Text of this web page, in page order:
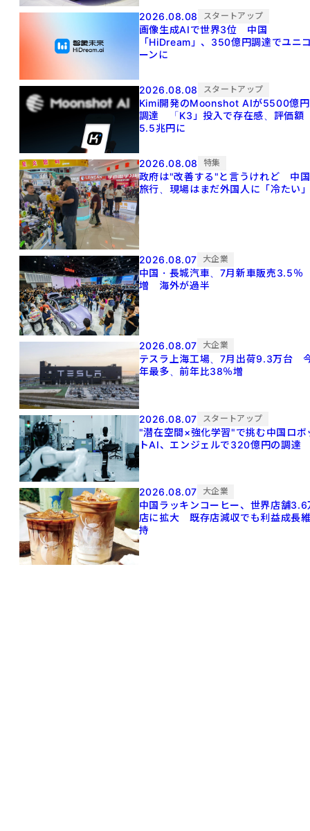
2026.08.08 スタートアップ
画像生成AIで世界3位 中国
「HiDream」、350億円調達でユニ
ーンに
2026.08.08 スタートアップ
Kimi開発のMoonshot AIが5500億円
調達 「K3」投入で存在感、評価額
5.5兆円に
2026.08.08 特集
政府は"改善する"と言うけれど 中国
旅行、現場はまだ外国人に「冷たい
2026.08.07 大企業
中国・長城汽車、7月新車販売3.5％
増 海外が過半
2026.08.07 大企業
テスラ上海工場、7月出荷9.3万台
年最多、前年比38％増
2026.08.07 スタートアップ
"潜在空間×強化学習"で挑む中国ロボ
トAI、エンジェルで320億円の調達
2026.08.07 大企業
中国ラッキンコーヒー、世界店舗3.6
店に拡大 既存店減収でも利益成長
持